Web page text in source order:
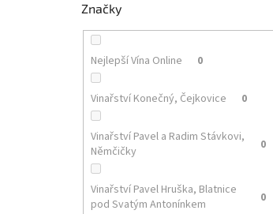
Značky
Nejlepší Vína Online 0
Vinařství Konečný, Čejkovice 0
Vinařství Pavel a Radim Stávkovi,
Němčičky
0
Vinařství Pavel Hruška, Blatnice
pod Svatým Antonínkem
0